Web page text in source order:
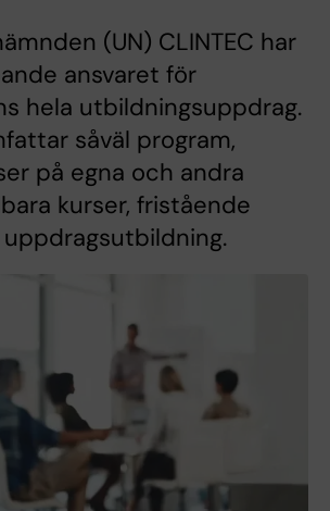
(UN) CLINTEC har
ansvaret för
hela utbildningsuppdrag.
såväl program,
på egna och andra
kurser, fristående